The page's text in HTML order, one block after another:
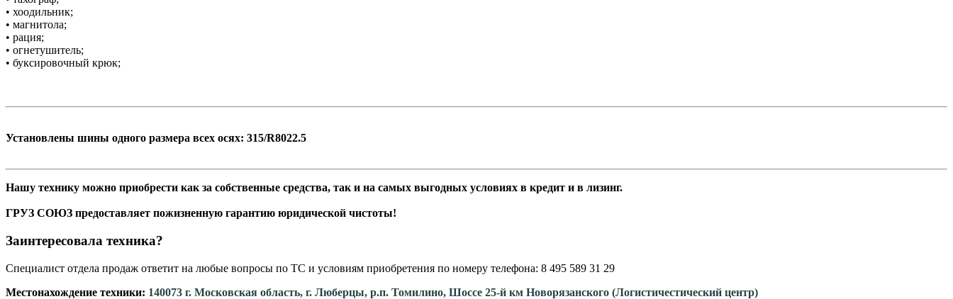
• хоодильник;
• магнитола;
• рация;
• огнетушитель;
• буксировочный крюк;
Установлены шины одного размера всех осях: 315/R8022.5
Нашу технику можно приобрести как за собственные средства, так и на самых выгодных условиях в кредит и в лизинг.
ГРУЗ СОЮЗ предоставляет пожизненную гарантию юридической чистоты!
Заинтересовала техника?
Специалист отдела продаж ответит на любые вопросы по ТС и условиям приобретения по номеру телефона: 8 495 589 31 29
Местонахождение техники: 140073 г. Московская область, г. Люберцы, р.п. Томилино, Шоссе 25-й км Новорязанского (Логистичестический центр)